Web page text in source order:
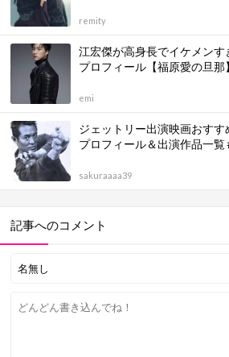
remity
江宏傑が高身長でイケメン
プロフィール【福原愛の旦那】
emi
ジェットリー出演映画おすす
プロフィール＆出演作品一覧
sakuraaaa39
記事へのコメント